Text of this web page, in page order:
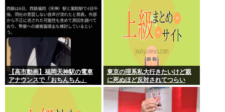
【高市動画】福岡天神駅の電車
アナウンスで「おちんちん」
「ちんぽ」などと連呼する不審
東京の理系私大行きたいけど親
に死ぬほど反対されてつらい